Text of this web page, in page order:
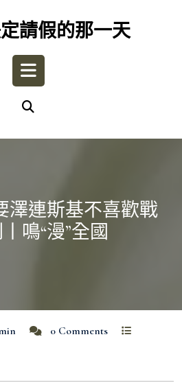
請假的那一天
Open
澤連斯基不喜歡戰
鳴“漫”全國
0 Comments